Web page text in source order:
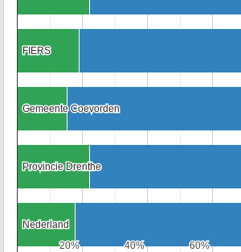
20%
20% 40%
40% 60%
60%
FIERS
FIERS
Gemeente Coevorden
Gemeente Coevorden
Provincie Drenthe
Provincie Drenthe
Nederland
Nederland